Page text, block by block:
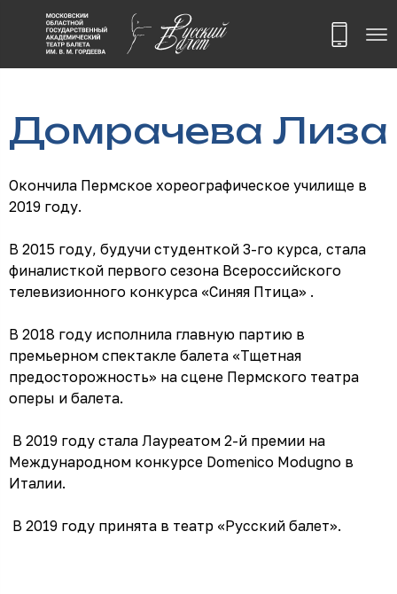
Домрачева Лиза
Окончила Пермское хореографическое училище в
2019 году.
В 2015 году, будучи студенткой 3-го курса, стала
финалисткой первого сезона Всероссийского
телевизионного конкурса «Синяя Птица» .
В 2018 году исполнила главную партию в
премьерном спектакле балета «Тщетная
предосторожность» на сцене Пермского театра
оперы и балета.
В 2019 году стала Лауреатом 2-й премии на
Международном конкурсе Domenico Modugno в
Италии.
В 2019 году принята в театр «Русский балет».